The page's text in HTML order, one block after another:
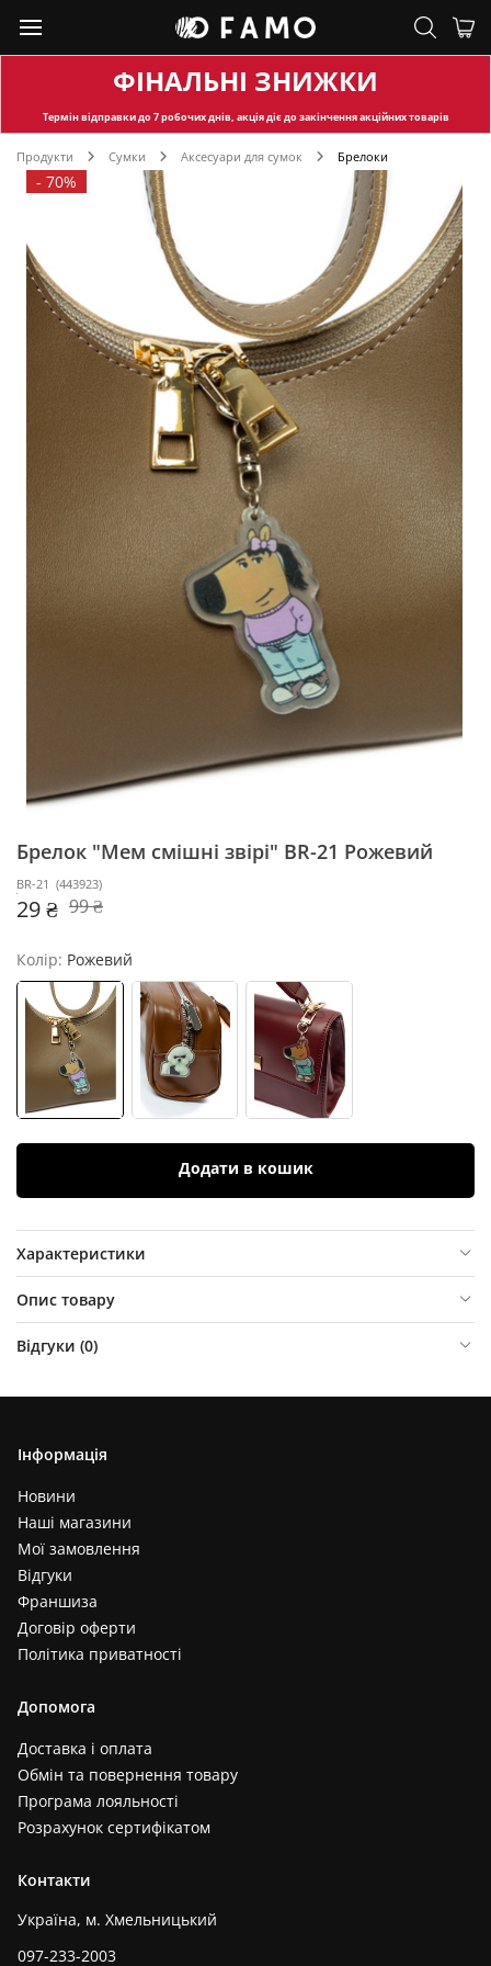
ФІНАЛЬНІ ЗНИЖКИ
Термін відправкидо 7 робочих днів, акція діє до закінчення акційних товарів
Продукти Сумки Аксесуари для сумок Брелоки
- 70%
Брелок "Мем смішні звірі" BR-21 Рожевий
BR-21 (443923)
29 ₴ 99 ₴
Колір: Рожевий
Додати в кошик
Характеристики
Опис товару
Відгуки (0)
Інформація
Новини
Наші магазини
Мої замовлення
Відгуки
Франшиза
Договір оферти
Політика приватності
Допомога
Доставка і оплата
Обмін та повернення товару
Програма лояльності
Розрахунок сертифікатом
Контакти
Україна, м. Хмельницький
097-233-2003